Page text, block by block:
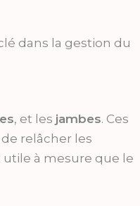
dans la gestion du
, et les jambes. Ces
relâcher les
à mesure que le